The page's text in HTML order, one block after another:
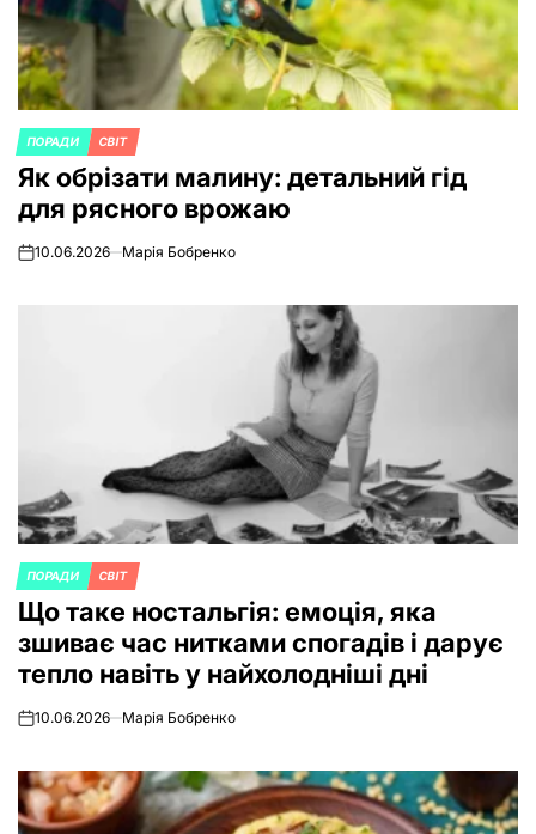
POSTED
IN
ПОРАДИ СВІТ
Як обрізати малину: детальний гід
для рясного врожаю
on10.06.2026 Марія Бобренко
POSTED
IN
ПОРАДИ СВІТ
Що таке ностальгія: емоція, яка
зшиває час нитками спогадів і дарує
тепло навіть у найхолодніші дні
on10.06.2026 Марія Бобренко